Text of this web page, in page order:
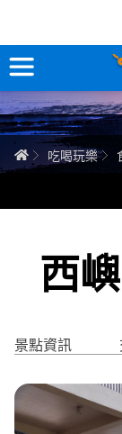
跳
到
主
要
內
容
訊息專區
關於澎湖
智慧觀光情報站
環境教育
全部美食
首頁吃喝玩樂
西
景點資訊